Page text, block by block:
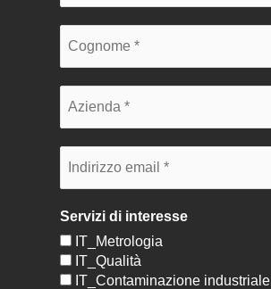
Servizi di interesse
IT_Metrologia
IT_Qualità
IT_Contaminazione industriale